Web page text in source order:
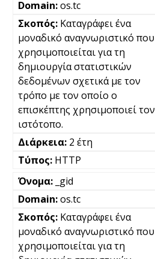
os.tc
Καταγράφει ένα
μοναδικό αναγνωριστικό που
χρησιμοποιείται για τη
δημιουργία στατιστικών
δεδομένων σχετικά με τον
τρόπο με τον οποίο ο
επισκέπτης χρησιμοποιεί τον
ιστότοπο.
2 έτη
HTTP
_gid
os.tc
Καταγράφει ένα
μοναδικό αναγνωριστικό που
χρησιμοποιείται για τη